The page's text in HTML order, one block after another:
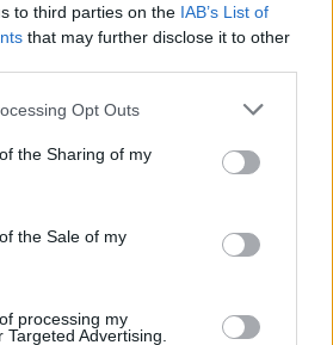
to third parties on the IAB’s List of
that may further disclose it to other
Opt Outs
the Sharing of my
the Sale of my
processing my
Advertising.
да внася петролни
Корея.